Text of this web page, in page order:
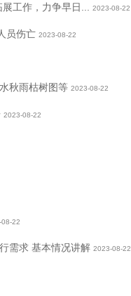
工作，力争早日... 2023-08-22
员伤亡 2023-08-22
秋雨枯树图等 2023-08-22
2023-08-22
22
需求 基本情况讲解 2023-08-22